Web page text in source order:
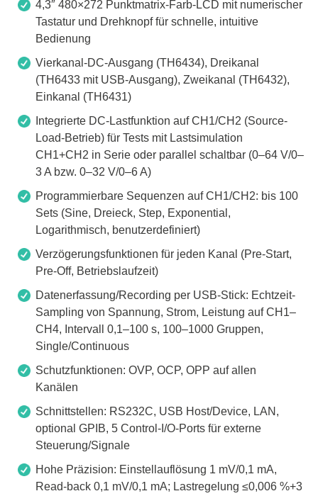
4,3″ 480×272 Punktmatrix-Farb-LCD mit numerischer
Tastatur und Drehknopf für schnelle, intuitive
Bedienung
Vierkanal-DC-Ausgang (TH6434), Dreikanal
(TH6433 mit USB-Ausgang), Zweikanal (TH6432),
Einkanal (TH6431)
Integrierte DC-Lastfunktion auf CH1/CH2 (Source-
Load-Betrieb) für Tests mit Lastsimulation
CH1+CH2 in Serie oder parallel schaltbar (0–64 V/0–
3 A bzw. 0–32 V/0–6 A)
Programmierbare Sequenzen auf CH1/CH2: bis 100
Sets (Sine, Dreieck, Step, Exponential,
Logarithmisch, benutzerdefiniert)
Verzögerungsfunktionen für jeden Kanal (Pre-Start,
Pre-Off, Betriebslaufzeit)
Datenerfassung/Recording per USB-Stick: Echtzeit-
Sampling von Spannung, Strom, Leistung auf CH1–
CH4, Intervall 0,1–100 s, 100–1000 Gruppen,
Single/Continuous
Schutzfunktionen: OVP, OCP, OPP auf allen
Kanälen
Schnittstellen: RS232C, USB Host/Device, LAN,
optional GPIB, 5 Control-I/O-Ports für externe
Steuerung/Signale
Hohe Präzision: Einstellauflösung 1 mV/0,1 mA,
Read-back 0,1 mV/0,1 mA; Lastregelung ≤0,006 %+3